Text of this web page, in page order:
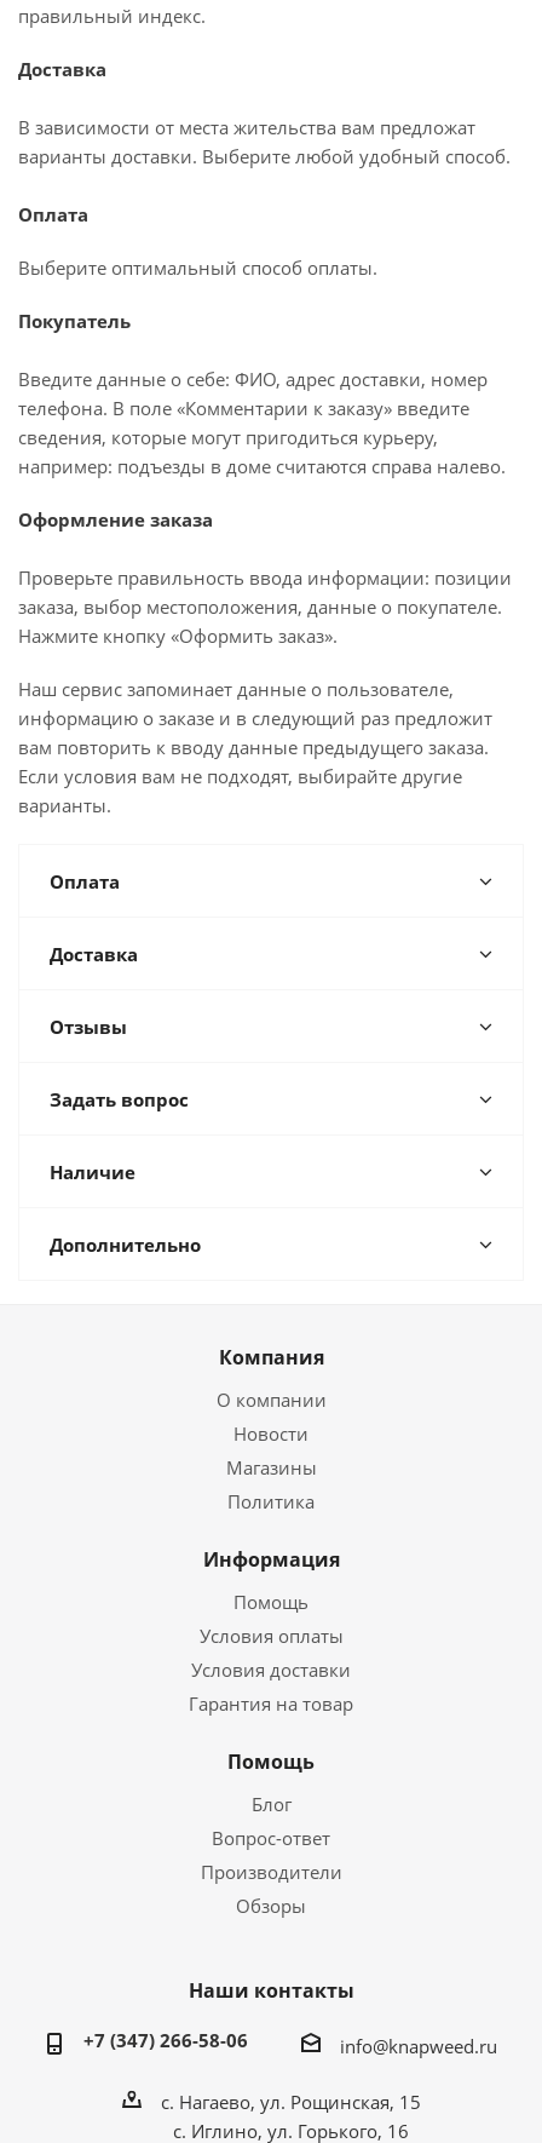
правильный индекс.
Доставка
В зависимости от места жительства вам предложат
варианты доставки. Выберите любой удобный способ.
Оплата
Выберите оптимальный способ оплаты.
Покупатель
Введите данные о себе: ФИО, адрес доставки, номер
телефона. В поле «Комментарии к заказу» введите
сведения, которые могут пригодиться курьеру,
например: подъезды в доме считаются справа налево.
Оформление заказа
Проверьте правильность ввода информации: позиции
заказа, выбор местоположения, данные о покупателе.
Нажмите кнопку «Оформить заказ».
Наш сервис запоминает данные о пользователе,
информацию о заказе и в следующий раз предложит
вам повторить к вводу данные предыдущего заказа.
Если условия вам не подходят, выбирайте другие
варианты.
Оплата
Доставка
Отзывы
Задать вопрос
Наличие
Дополнительно
Компания
О компании
Новости
Магазины
Политика
Информация
Помощь
Условия оплаты
Условия доставки
Гарантия на товар
Помощь
Блог
Вопрос-ответ
Производители
Обзоры
Наши контакты
+7 (347) 266-58-06 info@knapweed.ru
с. Нагаево, ул. Рощинская, 15
с. Иглино, ул. Горького, 16